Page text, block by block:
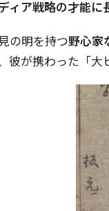
ィア戦略の才能に
の明を持つ野心家
彼が携わった「大